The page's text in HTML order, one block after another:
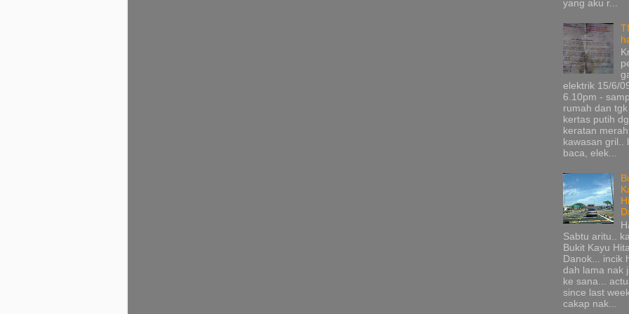
yang aku r...
elektrik 15/6/
6.10pm -
rumah dan
kertas putih
keratan
kawasan gril..
baca, elek...
Sabtu aritu..
Bukit Kayu
Danok... incik
dah lama nak
ke sana...
since last
cakap nak...